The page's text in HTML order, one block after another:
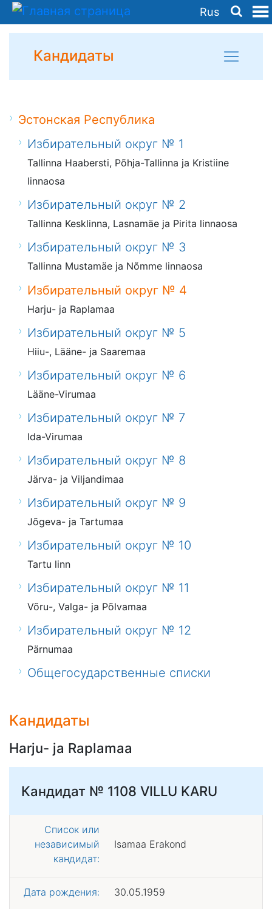
Rus
Кандидаты
Эстонская Республика
Избирательный округ № 1
Tallinna Haabersti, Põhja-Tallinna ja Kristiine
linnaosa
Избирательный округ № 2
Tallinna Kesklinna, Lasnamäe ja Pirita linnaosa
Избирательный округ № 3
Tallinna Mustamäe ja Nõmme linnaosa
Избирательный округ № 4
Harju- ja Raplamaa
Избирательный округ № 5
Hiiu-, Lääne- ja Saaremaa
Избирательный округ № 6
Lääne-Virumaa
Избирательный округ № 7
Ida-Virumaa
Избирательный округ № 8
Järva- ja Viljandimaa
Избирательный округ № 9
Jõgeva- ja Tartumaa
Избирательный округ № 10
Tartu linn
Избирательный округ № 11
Võru-, Valga- ja Põlvamaa
Избирательный округ № 12
Pärnumaa
Общегосударственные списки
Кандидаты
Harju- ja Raplamaa
Кандидат № 1108 VILLU KARU
Список или
независимый
кандидат:
Isamaa Erakond
Дата рождения: 30.05.1959